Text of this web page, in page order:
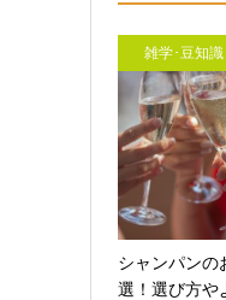
雑学･豆知識
シャンパンの
選！選び方や